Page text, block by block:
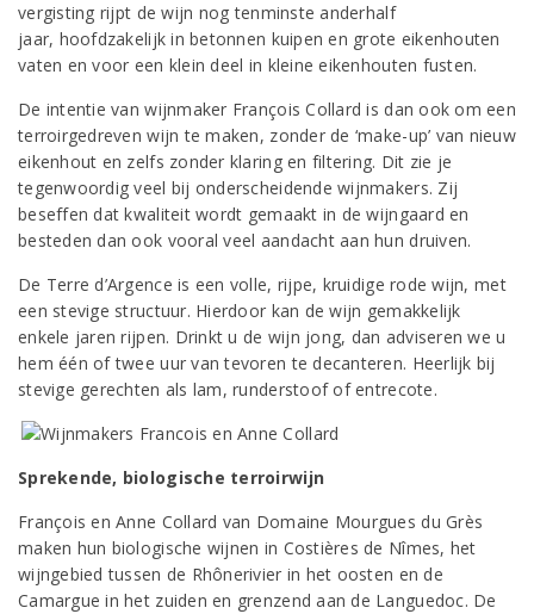
vergisting rijpt de wijn nog tenminste anderhalf
jaar, hoofdzakelijk in betonnen kuipen en grote eikenhouten
vaten en voor een klein deel in kleine eikenhouten fusten.
De intentie van wijnmaker François Collard is dan ook om een
terroirgedreven wijn te maken, zonder de ‘make-up’ van nieuw
eikenhout en zelfs zonder klaring en filtering. Dit zie je
tegenwoordig veel bij onderscheidende wijnmakers. Zij
beseffen dat kwaliteit wordt gemaakt in de wijngaard en
besteden dan ook vooral veel aandacht aan hun druiven.
De Terre d’Argence is een volle, rijpe, kruidige rode wijn, met
een stevige structuur. Hierdoor kan de wijn gemakkelijk
enkele jaren rijpen. Drinkt u de wijn jong, dan adviseren we u
hem één of twee uur van tevoren te decanteren. Heerlijk bij
stevige gerechten als lam, runderstoof of entrecote.
Sprekende, biologische terroirwijn
François en Anne Collard van Domaine Mourgues du Grès
maken hun biologische wijnen in Costières de Nîmes, het
wijngebied tussen de Rhônerivier in het oosten en de
Camargue in het zuiden en grenzend aan de Languedoc. De